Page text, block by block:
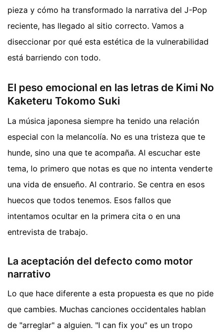
pieza y cómo ha transformado la narrativa del J-Pop
reciente, has llegado al sitio correcto. Vamos a
diseccionar por qué esta estética de la vulnerabilidad
está barriendo con todo.
El peso emocional en las letras de Kimi No
Kaketeru Tokomo Suki
La música japonesa siempre ha tenido una relación
especial con la melancolía. No es una tristeza que te
hunde, sino una que te acompaña. Al escuchar este
tema, lo primero que notas es que no intenta venderte
una vida de ensueño. Al contrario. Se centra en esos
huecos que todos tenemos. Esos fallos que
intentamos ocultar en la primera cita o en una
entrevista de trabajo.
La aceptación del defecto como motor
narrativo
Lo que hace diferente a esta propuesta es que no pide
que cambies. Muchas canciones occidentales hablan
de "arreglar" a alguien. "I can fix you" es un tropo